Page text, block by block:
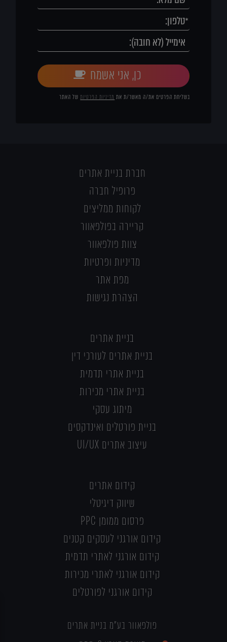
כן, אני אשמח
בשליחת הפרטים את/ה מאשר/ת את מדיניות הפרטיותשל האתר
חברת בניית אתרים
פרופיל חברה
לקוחות ממליצים
קריירה בפולפאוור
צוות פולפאוור
מדיניות ופרטיות
מפת אתר
הצהרת נגישות
בניית אתרים
בניית אתרים לעורכי דין
בניית אתרי תדמית
בניית אתרי מכירות
מיתוג עסקי
בניית פורטלים ואינדקסים
עיצוב אתרים UI/UX
קידום אתרים
שיווק דיגיטלי
פרסום ממומן PPC
קידום אורגני לעסקים קטנים
קידום אורגני לאתרי תדמית
קידום אורגני לאתרי מכירות
קידום אורגני לפורטלים
פולפאוור בע"מ בניית אתרים